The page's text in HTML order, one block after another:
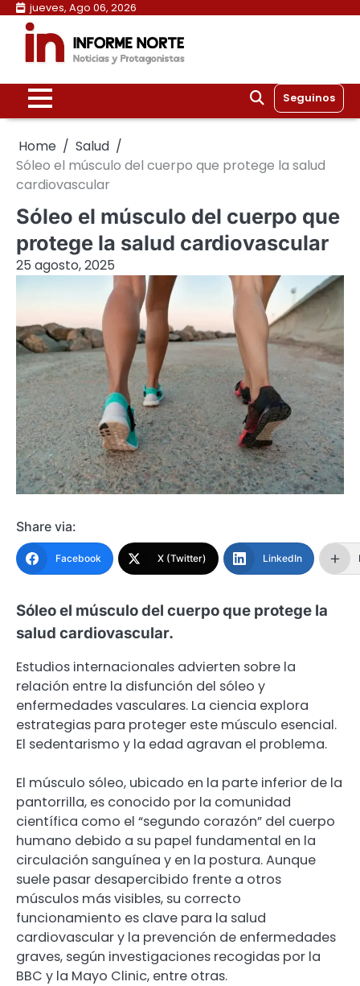
Skip
content
jueves, Ago 06, 2026
Seguinos
Home
Salud
Sóleo el músculo del cuerpo que protege la salud
cardiovascular
Sóleo el músculo del cuerpo que
protege la salud cardiovascular
25 agosto, 2025
Share via:
Facebook X (Twitter) LinkedIn
Sóleo el músculo del cuerpo que protege la
salud cardiovascular.
Estudios internacionales advierten sobre la
relación entre la disfunción del sóleo y
enfermedades vasculares. La ciencia explora
estrategias para proteger este músculo esencial.
El sedentarismo y la edad agravan el problema.
El músculo sóleo, ubicado en la parte inferior de la
pantorrilla, es conocido por la comunidad
científica como el “segundo corazón” del cuerpo
humano debido a su papel fundamental en la
circulación sanguínea y en la postura. Aunque
suele pasar desapercibido frente a otros
músculos más visibles, su correcto
funcionamiento es clave para la salud
cardiovascular y la prevención de enfermedades
graves, según investigaciones recogidas por la
BBC y la Mayo Clinic, entre otras.